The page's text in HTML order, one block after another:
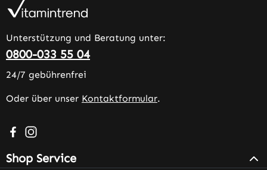
Unterstützung und Beratung unter:
0800-033 55 04
24/7 gebührenfrei
Oder über unser Kontaktformular.
Besuche uns auf Facebook – öffnet in neuem Tab
Schau auf Instagram vorbei – öffnet in neuem Tab
Shop Service